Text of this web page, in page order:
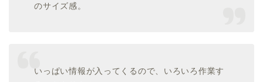
のサイズ感。
いっぱい情報が入ってくるので、いろいろ作業す